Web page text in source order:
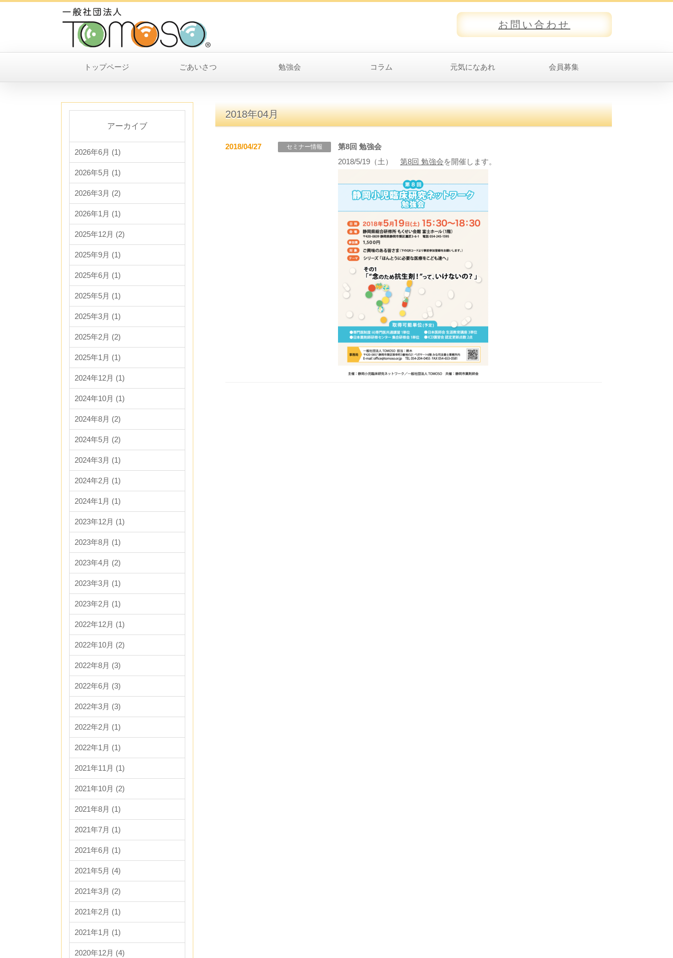
お問い合わせ
トップページ ごあいさつ 勉強会 コラム 元気になあれ 会員募集
2018年04月
2018/04/27 セミナー情報
第8回 勉強会
2018/5/19（土） 第8回 勉強会を開催します。
アーカイブ
2026年6月 (1)
2026年5月 (1)
2026年3月 (2)
2026年1月 (1)
2025年12月 (2)
2025年9月 (1)
2025年6月 (1)
2025年5月 (1)
2025年3月 (1)
2025年2月 (2)
2025年1月 (1)
2024年12月 (1)
2024年10月 (1)
2024年8月 (2)
2024年5月 (2)
2024年3月 (1)
2024年2月 (1)
2024年1月 (1)
2023年12月 (1)
2023年8月 (1)
2023年4月 (2)
2023年3月 (1)
2023年2月 (1)
2022年12月 (1)
2022年10月 (2)
2022年8月 (3)
2022年6月 (3)
2022年3月 (3)
2022年2月 (1)
2022年1月 (1)
2021年11月 (1)
2021年10月 (2)
2021年8月 (1)
2021年7月 (1)
2021年6月 (1)
2021年5月 (4)
2021年3月 (2)
2021年2月 (1)
2021年1月 (1)
2020年12月 (4)